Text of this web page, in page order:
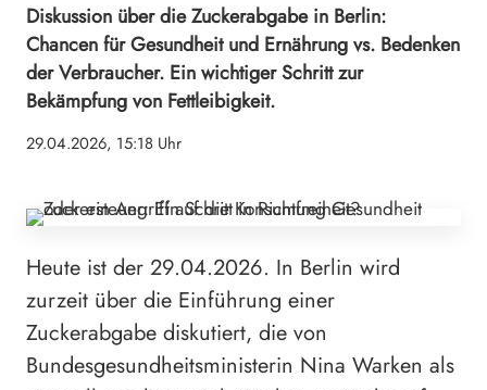
Diskussion über die Zuckerabgabe in Berlin:
Chancen für Gesundheit und Ernährung vs. Bedenken
der Verbraucher. Ein wichtiger Schritt zur
Bekämpfung von Fettleibigkeit.
29.04.2026, 15:18 Uhr
Heute ist der 29.04.2026. In Berlin wird
zurzeit über die Einführung einer
Zuckerabgabe diskutiert, die von
Bundesgesundheitsministerin Nina Warken als